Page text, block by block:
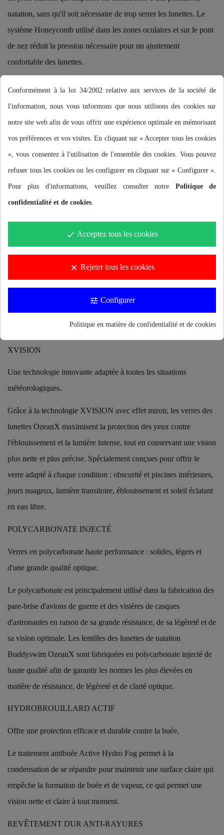
natation, sans qu'il soit nécessaire de trop serrer les lunettes. Le
système Honeycomb utilisé dans les zones oculaires et sur le pont
de nez réduit la pression nécessaire pour un ajustement
confortable des lunettes.
MONTURE MONOBLOC TPR
La monture monobloc, composée à 100 % de caoutchouc
thermoplastique ultra-souple, offre un maximum de confort et de
légèreté. Le design du masque Buddyswim OzeanX permet aux
lentilles de s'adapter parfaitement à la monture monobloc avec une
structure robuste unique, optimisant le champ de vision des
XVISION
Une technologie innovante adaptée à toutes les situations
météorologiques.
Grâce à la technologie XVISION avec effet miroir, les verres des
lunettes OzeanX maximisent la protection des yeux contre
l'éblouissement et la lumière intense, tout en conservant une vision
plus nette et plus précise. Spécialement conçues pour offrir le
verre adapté à chaque condition : obscurité et piscines intérieures,
jours nuageux, lumière transitoire, éblouissement et soleil éclatant
en eau libre.
POLYCARBONATE INJECTÉ
Verres en polycarbonate haute performance : solides, légers et
d'une grande qualité optique.
Le polycarbonate est principalement utilisé dans la fabrication des
pare-brise d'avions de guerre et des visières de casques
d'astronautes en raison de sa grande résistance, de sa légèreté et de
sa vision optimale. Les lentilles des lunettes de natation
Buddyswim OzeanX sont fabriquées en polycarbonate injecté de
haute qualité afin de garantir les normes les plus élevées en
matière de résistance, de légèreté et de clarté optique.
HYDROBROUILLARD ACTIF
Offre une protection efficace et durable contre la buée.
Le traitement antibuée Active Hydro Fog permet à la
condensation de se répandre pour maintenir une surface claire qui
empêche la formation de buée et de vapeur, ce qui permet une
vision nette et claire à tout moment.
REVÊTEMENT DUR ANTI-RAYURES
Conformément à la loi 34/2002 relative aux services de la société de
l'information, nous vous informons que nous utilisons des cookies sur
notre site web afin de vous offrir une expérience optimale en mémorisant
vos préférences et vos visites. En cliquant sur « Accepter tous les cookies
», vous consentez à l'utilisation de l'ensemble des cookies. Vous pouvez
refuser tous les cookies ou les configurer en cliquant sur « Configurer ».
Pour plus d'informations, veuillez consulter notre Politique de
confidentialité et de cookies.
done Acceptez tous les cookies
clear Rejeter tous les cookies
tune Configurer
Politique en matière de confidentialité et de cookies